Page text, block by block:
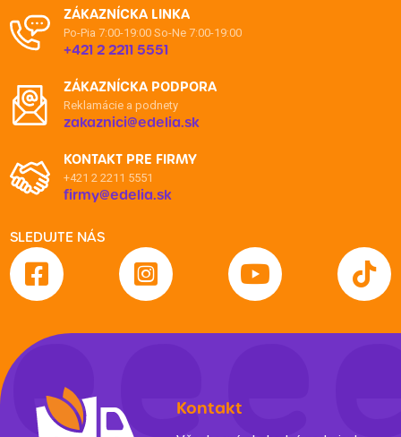
ZÁKAZNÍCKA LINKA
Po-Pia 7:00-19:00 So-Ne 7:00-19:00
+421 2 2211 5551
ZÁKAZNÍCKA PODPORA
Reklamácie a podnety
zakaznici@edelia.sk
KONTAKT PRE FIRMY
+421 2 2211 5551
firmy@edelia.sk
SLEDUJTE NÁS
Kontakt